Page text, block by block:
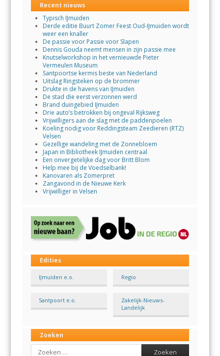
Recent nieuws
Typisch IJmuiden
Derde editie Buurt Zomer Feest Oud-IJmuiden wordt
weer een knaller
De passie voor Passie voor Slapen
Dennis Gouda neemt mensen in zijn passie mee
Knutselworkshop in het vernieuwde Pieter
Vermeulen Museum
Santpoortse kermis beste van Nederland
Uitslag Ringsteken op de brommer
Drukte in de havens van IJmuiden
De stad die eerst verzonnen werd
Brand duingebied IJmuiden
Drie auto’s betrokken bij ongeval Rijksweg
Vrijwilligers aan de slag met de paddenpoelen
Koeling nodig voor Reddingsteam Zeedieren (RTZ)
Velsen
Gezellige wandeling met de Zonnebloem
Japan in Bibliotheek IJmuiden centraal
Een onvergetelijke dag voor Britt Blom
Help mee bij de Voedselbank!
Kanovaren als Zomerpret
Zangavond in de Nieuwe Kerk
Vrijwilliger in Velsen
Edities
IJmuiden e.o. Regio
Santpoort e.o.
Zakelijk-Nieuws-
Landelijk
Zoeken
Search